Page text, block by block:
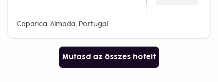
Caparica, Almada, Portugal
Mutasd az összes hotelt